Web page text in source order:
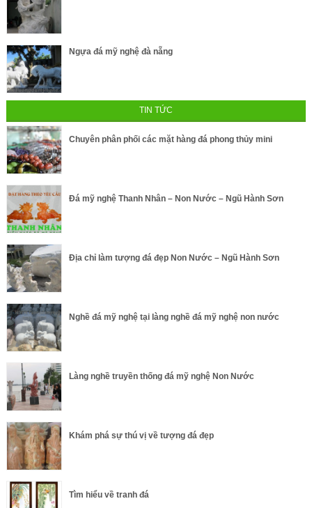
Ngựa đá mỹ nghệ đà nẵng
TIN TỨC
Chuyên phân phối các mặt hàng đá phong thủy mini
Đá mỹ nghệ Thanh Nhân – Non Nước – Ngũ Hành Sơn
Địa chỉ làm tượng đá đẹp Non Nước – Ngũ Hành Sơn
Nghề đá mỹ nghệ tại làng nghề đá mỹ nghệ non nước
Làng nghề truyền thống đá mỹ nghệ Non Nước
Khám phá sự thú vị về tượng đá đẹp
Tìm hiểu về tranh đá